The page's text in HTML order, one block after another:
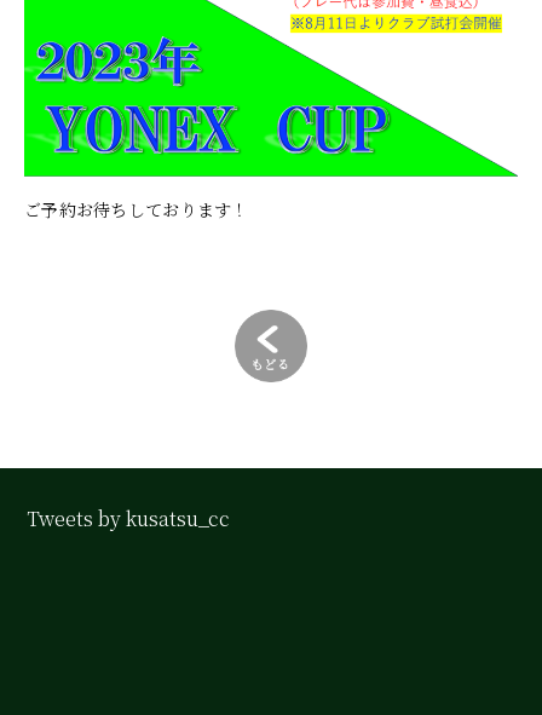
ご予約お待ちしております！
Tweets by kusatsu_cc